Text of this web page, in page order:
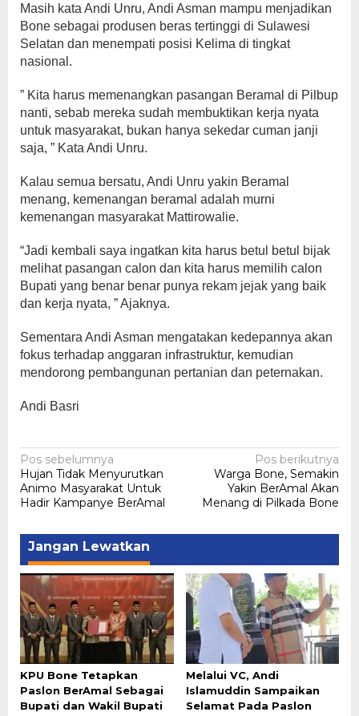
Masih kata Andi Unru, Andi Asman mampu menjadikan
Bone sebagai produsen beras tertinggi di Sulawesi
Selatan dan menempati posisi Kelima di tingkat
nasional.
” Kita harus memenangkan pasangan Beramal di Pilbup
nanti, sebab mereka sudah membuktikan kerja nyata
untuk masyarakat, bukan hanya sekedar cuman janji
saja, ” Kata Andi Unru.
Kalau semua bersatu, Andi Unru yakin Beramal
menang, kemenangan beramal adalah murni
kemenangan masyarakat Mattirowalie.
“Jadi kembali saya ingatkan kita harus betul betul bijak
melihat pasangan calon dan kita harus memilih calon
Bupati yang benar benar punya rekam jejak yang baik
dan kerja nyata, ” Ajaknya.
Sementara Andi Asman mengatakan kedepannya akan
fokus terhadap anggaran infrastruktur, kemudian
mendorong pembangunan pertanian dan peternakan.
Andi Basri
Navigasi
pos
Pos sebelumnya
Hujan Tidak Menyurutkan
Animo Masyarakat Untuk
Hadir Kampanye BerAmal
Pos berikutnya
Warga Bone, Semakin
Yakin BerAmal Akan
Menang di Pilkada Bone
Jangan Lewatkan
KPU Bone Tetapkan
Paslon BerAmal Sebagai
Bupati dan Wakil Bupati
Melalui VC, Andi
Islamuddin Sampaikan
Selamat Pada Paslon